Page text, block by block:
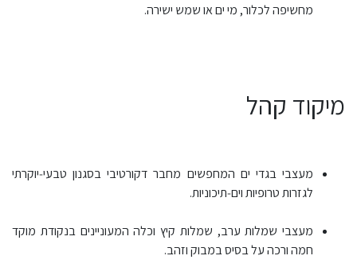
מחשיפה לכלור, מי ים או שמש ישירה.
מיקוד קהל
מעצבי בגדי ים המחפשים מחבר דקורטיבי בסגנון טבעי‑יוקרתי
לגזרות טרופיות וים‑תיכוניות.
מעצבי שמלות ערב, שמלות קיץ וכלה המעוניינים בנקודת מוקד
חמה ורכה על בסיס במבוק וזהב.